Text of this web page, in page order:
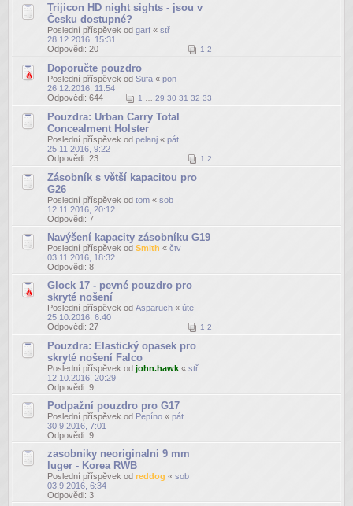
Trijicon HD night sights - jsou v
Česku dostupné?
Poslední příspěvek od garf « stř
28.12.2016, 15:31
Odpovědi: 20 1 2
Doporučte pouzdro
Poslední příspěvek od Sufa « pon
26.12.2016, 11:54
Odpovědi: 644 1 29 30 31 32 33
Pouzdra: Urban Carry Total
Concealment Holster
Poslední příspěvek od pelanj « pát
25.11.2016, 9:22
Odpovědi: 23 1 2
Zásobník s větší kapacitou pro
G26
Poslední příspěvek od tom « sob
12.11.2016, 20:12
Odpovědi: 7
Navýšení kapacity zásobníku G19
Poslední příspěvek od Smith « čtv
03.11.2016, 18:32
Odpovědi: 8
Glock 17 - pevné pouzdro pro
skryté nošení
Poslední příspěvek od Asparuch « úte
25.10.2016, 6:40
Odpovědi: 27 1 2
Pouzdra: Elastický opasek pro
skryté nošení Falco
Poslední příspěvek od john.hawk « stř
12.10.2016, 20:29
Odpovědi: 9
Podpažní pouzdro pro G17
Poslední příspěvek od Pepíno « pát
30.9.2016, 7:01
Odpovědi: 9
zasobniky neoriginalni 9 mm
luger - Korea RWB
Poslední příspěvek od reddog « sob
03.9.2016, 6:34
Odpovědi: 3